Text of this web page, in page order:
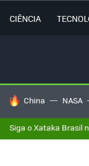
CIÊNCIA
TENDÊNCIAS DO
China NASA
Siga o Xataka Brasil